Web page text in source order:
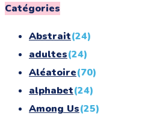
for:
Catégories
Abstrait(24)
adultes(24)
Aléatoire(70)
alphabet(24)
Among Us(25)